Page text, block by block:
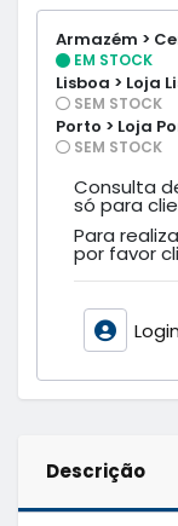
Armazém >
EM STOCK
Lisboa > Loja
SEM STOCK
Porto > Loja
SEM STOCK
Consulta
só para
Para
por favor
Descrição